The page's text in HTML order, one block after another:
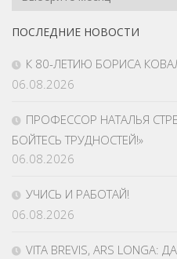
ПОСЛЕДНИЕ НОВОСТИ
К 80-ЛЕТИЮ БОРИСА
06.08.2026
ПРОФЕССОР НАТАЛЬЯ
БОЙТЕСЬ ТРУДНОСТЕЙ!»
06.08.2026
УЧИСЬ И РАБОТАЙ!
06.08.2026
VITA BREVIS, ARS